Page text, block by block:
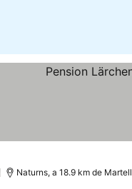
Naturns, a 18.9 km de Martell